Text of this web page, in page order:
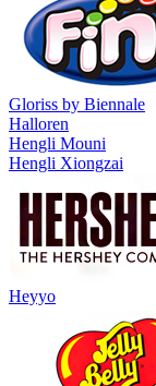
Gloriss by Biennale
Halloren
Hengli Mouni
Hengli Xiongzai
Heyyo